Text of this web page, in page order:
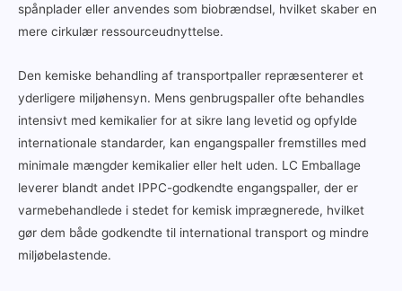
spånplader eller anvendes som biobrændsel, hvilket skaber en
mere cirkulær ressourceudnyttelse.
Den kemiske behandling af transportpaller repræsenterer et
yderligere miljøhensyn. Mens genbrugspaller ofte behandles
intensivt med kemikalier for at sikre lang levetid og opfylde
internationale standarder, kan engangspaller fremstilles med
minimale mængder kemikalier eller helt uden. LC Emballage
leverer blandt andet IPPC-godkendte engangspaller, der er
varmebehandlede i stedet for kemisk imprægnerede, hvilket
gør dem både godkendte til international transport og mindre
miljøbelastende.